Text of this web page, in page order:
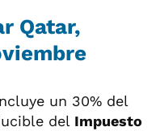
Qatar,
un 30% del
del Impuesto